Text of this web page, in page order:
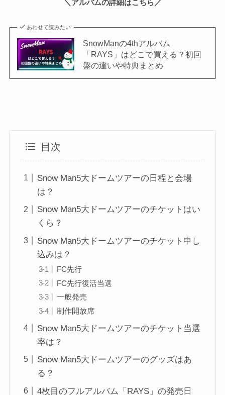
＼アルバムの詳細はこちら／
あわせて読みたい
SnowManの4thアルバム
「RAYS」はどこで買える？初回
盤の違いや特典まとめ
目次
Snow Man5大ドームツアーの日程と会場
は？
Snow Man5大ドームツアーのチケットはい
くら？
Snow Man5大ドームツアーのチケット申し
込みは？
FC先行
FC先行復活当選
一般発売
制作開放席
Snow Man5大ドームツアーのチケット当選
率は？
Snow Man5大ドームツアーのグッズはあ
る？
4枚目のフルアルバム「RAYS」の発売日